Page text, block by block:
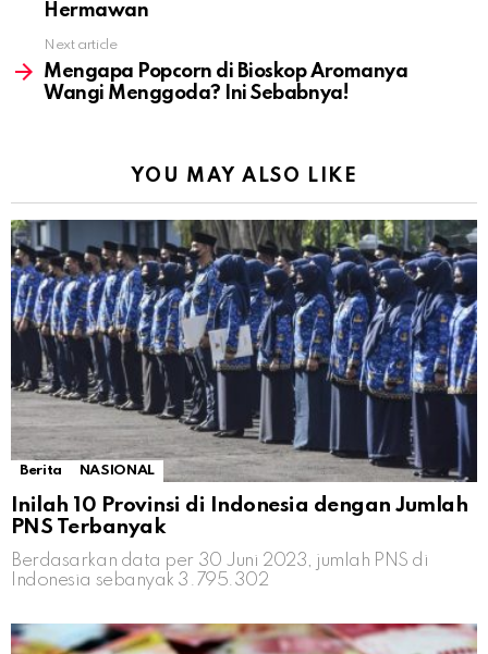
Hermawan
Next article
Mengapa Popcorn di Bioskop Aromanya
Wangi Menggoda? Ini Sebabnya!
YOU MAY ALSO LIKE
Berita NASIONAL
Inilah 10 Provinsi di Indonesia dengan Jumlah
PNS Terbanyak
Berdasarkan data per 30 Juni 2023, jumlah PNS di
Indonesia sebanyak 3.795.302